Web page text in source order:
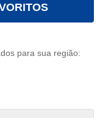
para sua região: